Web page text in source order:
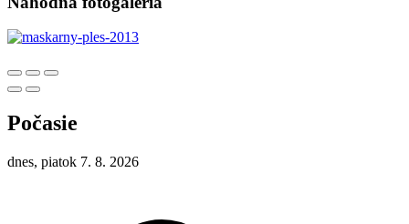
Počasie
dnes, piatok 7. 8. 2026